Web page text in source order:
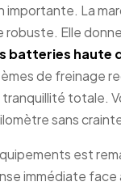
importante. La
robuste. Elle
batteries haute
de freinage
totale.
sans
est
immédiate face